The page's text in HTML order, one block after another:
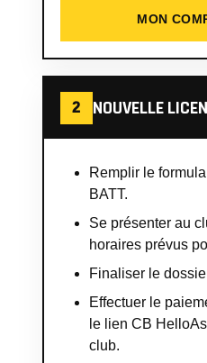
MON
2 NOUVELLE
Remplir le
BATT.
Se présenter au
horaires prévus
Finaliser le
Effectuer le
le lien CB
club.